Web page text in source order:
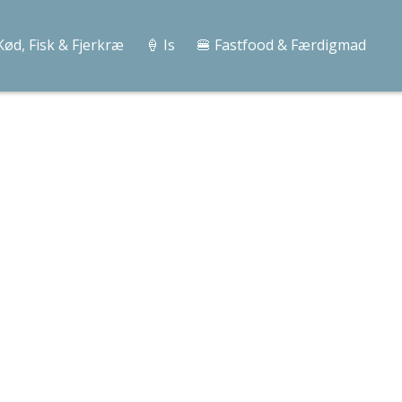
Fisk & Fjerkræ 🍦 Is
🍔 Fastfood & Færdigmad